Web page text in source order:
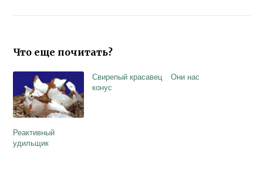
Что еще почитать?
Реактивный
удильщик
Свирепый красавец
конус
Они нас